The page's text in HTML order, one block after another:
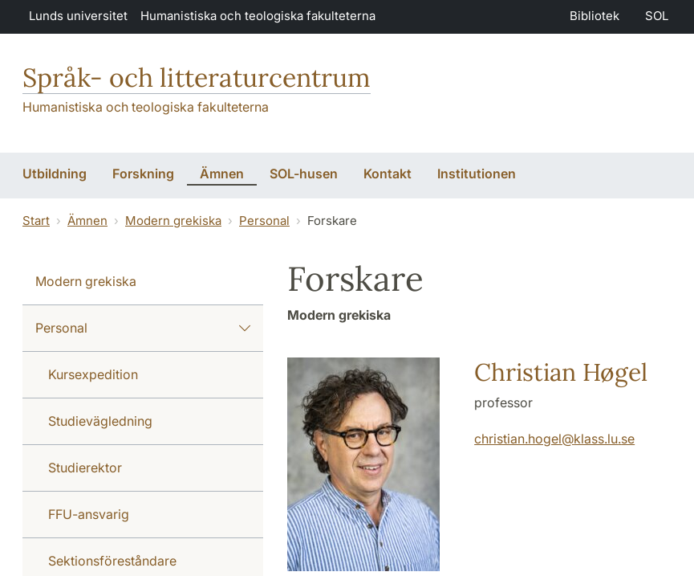
Hoppa till huvudinnehåll
Lunds universitet Humanistiska och teologiska fakulteterna Bibliotek SOL
Språk- och litteraturcentrum
Humanistiska och teologiska fakulteterna
Utbildning Forskning Ämnen SOL-husen Kontakt Institutionen
Start Ämnen Modern grekiska Personal Forskare
Modern grekiska
Personal
Kursexpedition
Studievägledning
Studierektor
FFU-ansvarig
Sektionsföreståndare
Forskare
Modern grekiska
Christian Høgel
professor
christian.hogel@klass.lu.se